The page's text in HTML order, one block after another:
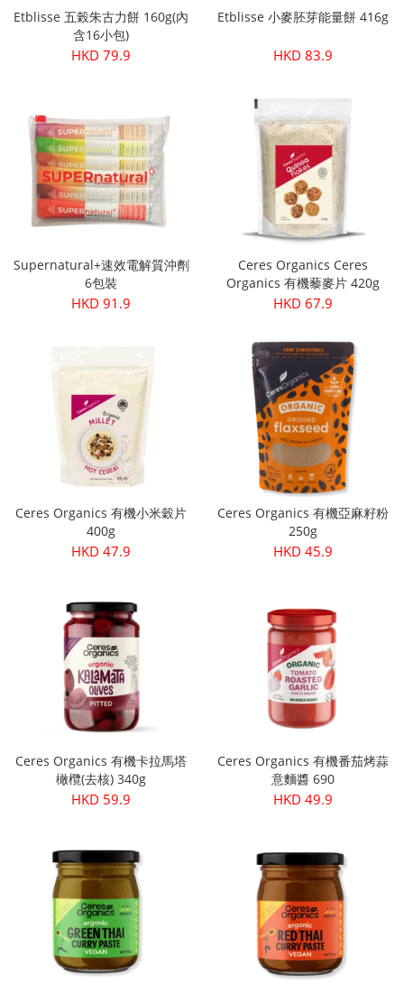
Etblisse 五榖朱古力餅 160g(內
含16小包)
HKD 79.9
Etblisse 小麥胚芽能量餅 416g
HKD 83.9
Supernatural+速效電解質沖劑
6包裝
HKD 91.9
Ceres Organics Ceres
Organics 有機藜麥片 420g
HKD 67.9
Ceres Organics 有機小米穀片
400g
HKD 47.9
Ceres Organics 有機亞麻籽粉
250g
HKD 45.9
Ceres Organics 有機卡拉馬塔
橄欖(去核) 340g
HKD 59.9
Ceres Organics 有機番茄烤蒜
意麵醬 690
HKD 49.9